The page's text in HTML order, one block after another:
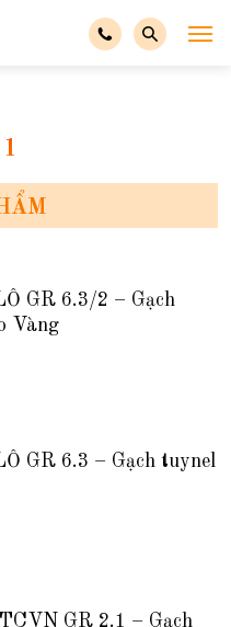
GR 6.3/2 – Gạch
Vàng
GR 6.3 – Gạch tuynel
GR 2.1 – Gạch